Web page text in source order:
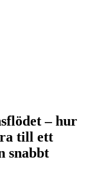
– hur
till ett
snabbt